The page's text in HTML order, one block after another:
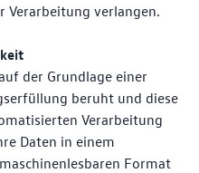
Verarbeitung verlangen.
der Grundlage einer
beruht und diese
Verarbeitung
Daten in einem
Format